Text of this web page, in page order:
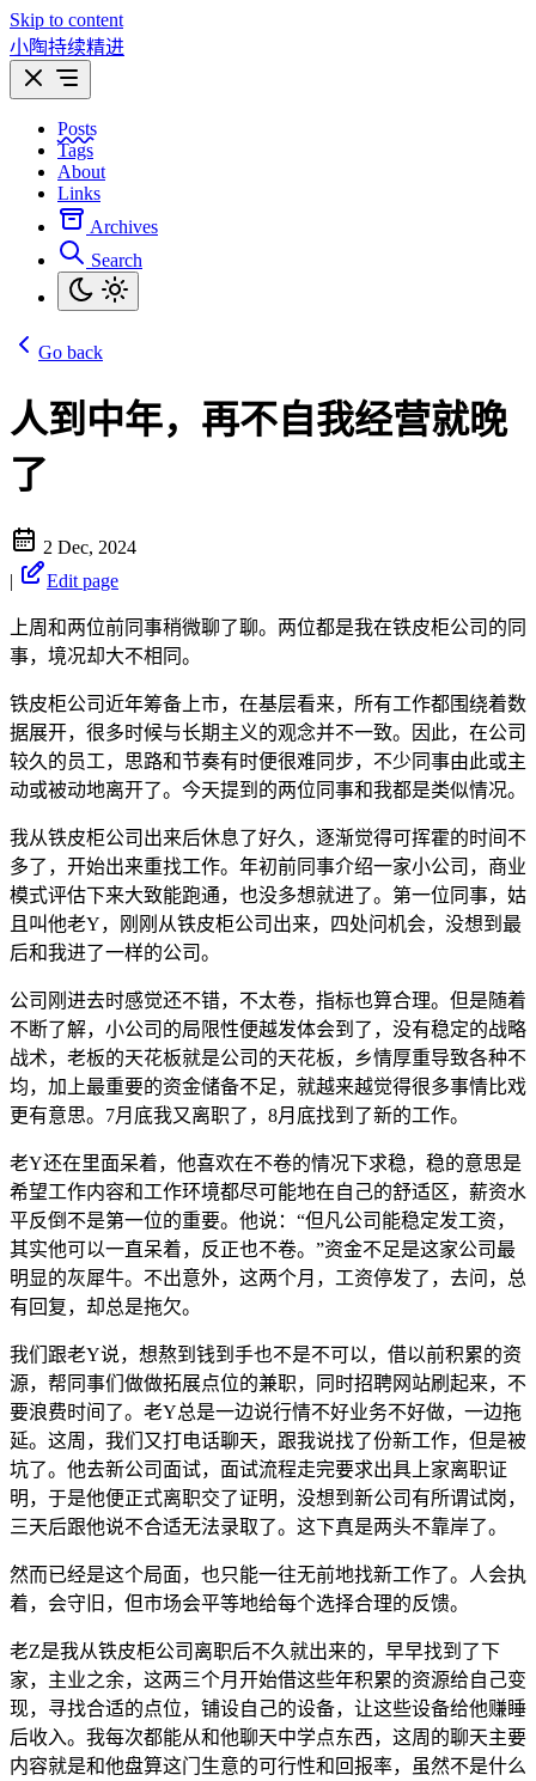
Skip to content
小陶持续精进
Posts
Tags
About
Links
Archives
Search
Go back
人到中年，再不自我经营就晚
了
2 Dec, 2024
|
Edit page
上周和两位前同事稍微聊了聊。两位都是我在铁皮柜公司的同
事，境况却大不相同。
铁皮柜公司近年筹备上市，在基层看来，所有工作都围绕着数
据展开，很多时候与长期主义的观念并不一致。因此，在公司
较久的员工，思路和节奏有时便很难同步，不少同事由此或主
动或被动地离开了。今天提到的两位同事和我都是类似情况。
我从铁皮柜公司出来后休息了好久，逐渐觉得可挥霍的时间不
多了，开始出来重找工作。年初前同事介绍一家小公司，商业
模式评估下来大致能跑通，也没多想就进了。第一位同事，姑
且叫他老Y，刚刚从铁皮柜公司出来，四处问机会，没想到最
后和我进了一样的公司。
公司刚进去时感觉还不错，不太卷，指标也算合理。但是随着
不断了解，小公司的局限性便越发体会到了，没有稳定的战略
战术，老板的天花板就是公司的天花板，乡情厚重导致各种不
均，加上最重要的资金储备不足，就越来越觉得很多事情比戏
更有意思。7月底我又离职了，8月底找到了新的工作。
老Y还在里面呆着，他喜欢在不卷的情况下求稳，稳的意思是
希望工作内容和工作环境都尽可能地在自己的舒适区，薪资水
平反倒不是第一位的重要。他说：“但凡公司能稳定发工资，
其实他可以一直呆着，反正也不卷。”资金不足是这家公司最
明显的灰犀牛。不出意外，这两个月，工资停发了，去问，总
有回复，却总是拖欠。
我们跟老Y说，想熬到钱到手也不是不可以，借以前积累的资
源，帮同事们做做拓展点位的兼职，同时招聘网站刷起来，不
要浪费时间了。老Y总是一边说行情不好业务不好做，一边拖
延。这周，我们又打电话聊天，跟我说找了份新工作，但是被
坑了。他去新公司面试，面试流程走完要求出具上家离职证
明，于是他便正式离职交了证明，没想到新公司有所谓试岗，
三天后跟他说不合适无法录取了。这下真是两头不靠岸了。
然而已经是这个局面，也只能一往无前地找新工作了。人会执
着，会守旧，但市场会平等地给每个选择合理的反馈。
老Z是我从铁皮柜公司离职后不久就出来的，早早找到了下
家，主业之余，这两三个月开始借这些年积累的资源给自己变
现，寻找合适的点位，铺设自己的设备，让这些设备给他赚睡
后收入。我每次都能从和他聊天中学点东西，这周的聊天主要
内容就是和他盘算这门生意的可行性和回报率，虽然不是什么